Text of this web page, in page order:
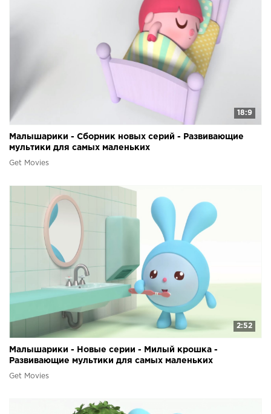
18:9
Малышарики - Сборник новых серий - Развивающие
мультики для самых маленьких
Get Movies
2:52
Малышарики - Новые серии - Милый крошка -
Развивающие мультики для самых маленьких
Get Movies